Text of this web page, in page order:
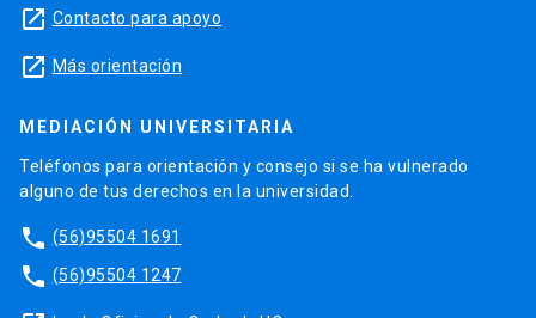
launch Contacto para apoyo
launch Más orientación
MEDIACIÓN UNIVERSITARIA
Teléfonos para orientación y consejo si se ha vulnerado
alguno de tus derechos en la universidad.
phone (56)95504 1691
phone (56)95504 1247